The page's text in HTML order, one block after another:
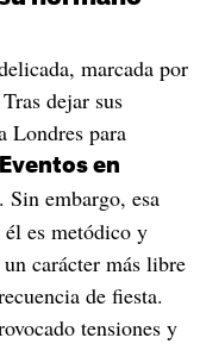
marcada por
dejar sus
Londres para
en
Sin embargo, esa
es metódico y
carácter más libre
de fiesta.
tensiones y